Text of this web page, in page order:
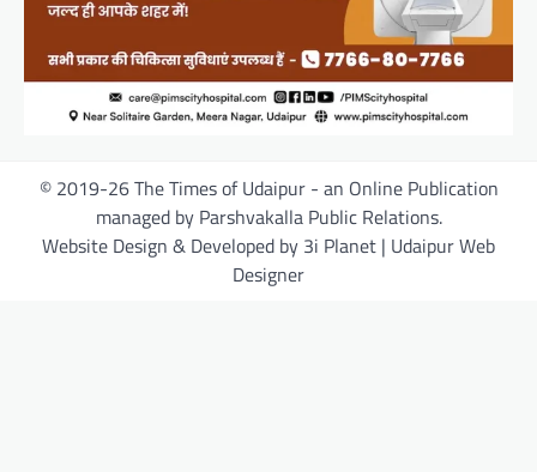
© 2019-26 The Times of Udaipur - an Online Publication
managed by Parshvakalla Public Relations.
Website Design & Developed by 3i Planet | Udaipur Web
Designer